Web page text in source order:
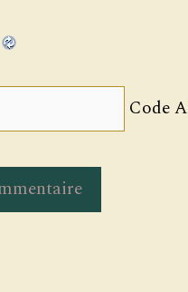
Code